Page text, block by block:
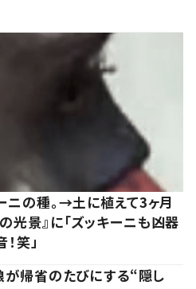
ニの種。→土に植えて3ヶ月
景』に「ズッキーニも凶器
笑」
帰省のたびにする“隠し